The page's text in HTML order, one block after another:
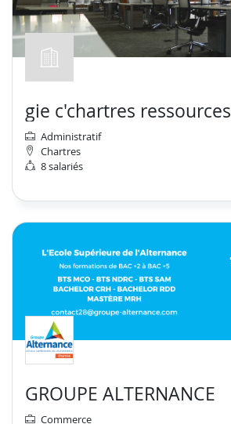
gie c'chartres ressources
Administratif
Chartres
8 salariés
GROUPE ALTERNANCE
Commerce